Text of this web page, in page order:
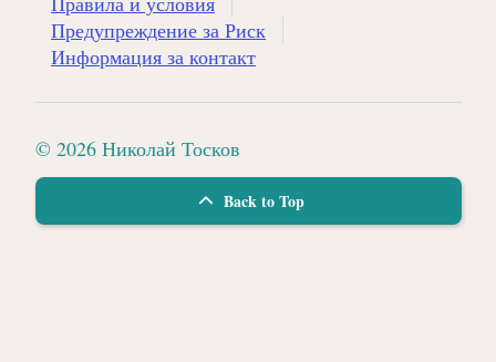
Предупреждение за Риск
Информация за контакт
© 2026 Николай Тосков
Back to Top